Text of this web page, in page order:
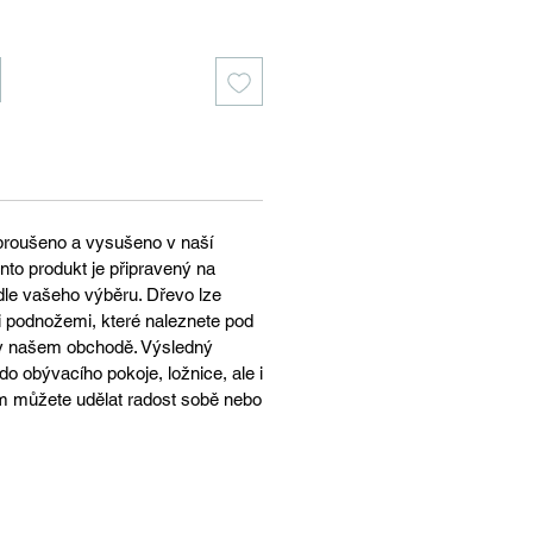
a vysušeno v naší
produkt je připravený na
vašeho výběru. Dřevo lze
které naleznete pod
našem obchodě. Výsledný
obývacího pokoje, ložnice, ale i
můžete udělat radost sobě nebo